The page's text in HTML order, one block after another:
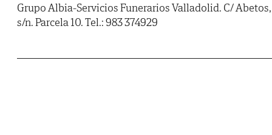
Grupo Albia-Servicios Funerarios Valladolid. C/ Abetos,
s/n. Parcela 10. Tel.: 983 374929